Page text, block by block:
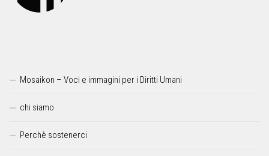
Mosaikon – Voci e immagini per i Diritti Umani
chi siamo
Perchè sostenerci